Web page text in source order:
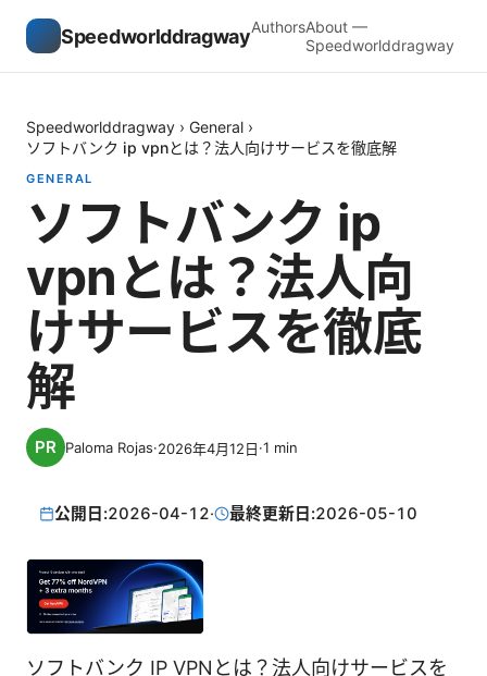
SpeedworlddragwayAuthorsAbout —
Speedworlddragway
Speedworlddragway › General ›
ソフトバンク ip vpnとは？法人向けサービスを徹底解
GENERAL
ソフトバンク ip
vpnとは？法人向
けサービスを徹底
解
Paloma Rojas·2026年4月12日·1 min
公開日:2026-04-12· 最終更新日:2026-05-10
ソフトバンク IP VPNとは？法人向けサービスを